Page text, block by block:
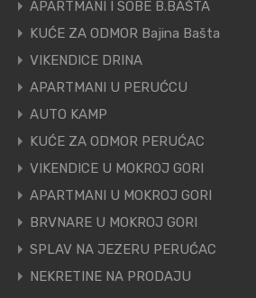
APARTMANI I SOBE B.BAŠTA
KUĆE ZA ODMOR Bajina Bašta
VIKENDICE DRINA
APARTMANI U PERUĆCU
AUTO KAMP
KUĆE ZA ODMOR PERUĆAC
VIKENDICE U MOKROJ GORI
APARTMANI U MOKROJ GORI
BRVNARE U MOKROJ GORI
SPLAV NA JEZERU PERUĆAC
NEKRETINE NA PRODAJU